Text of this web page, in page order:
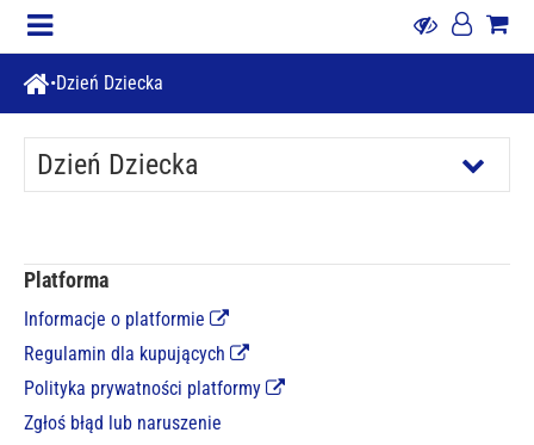
Dzień Dziecka
Dzień Dziecka
Platforma
Informacje o platformie
Regulamin dla kupujących
Polityka prywatności platformy
Zgłoś błąd lub naruszenie